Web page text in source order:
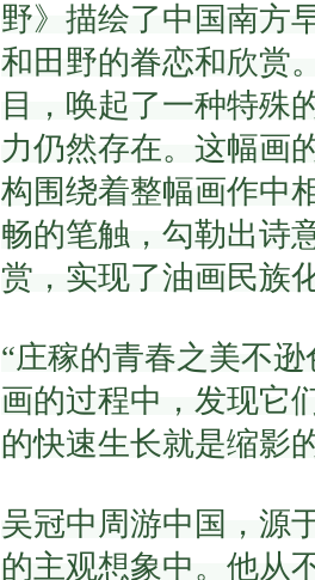
野》描绘了中国南方
和田野的眷恋和欣赏
目，唤起了一种特殊
力仍然存在。 这幅画
构围绕着整幅画作中
畅的笔触，勾勒出诗
赏，实现了油画民族
“庄稼的青春之美不
画的过程中，发现它
的快速生长就是缩影
吴冠中周游中国，源
的主观想象中。 他从